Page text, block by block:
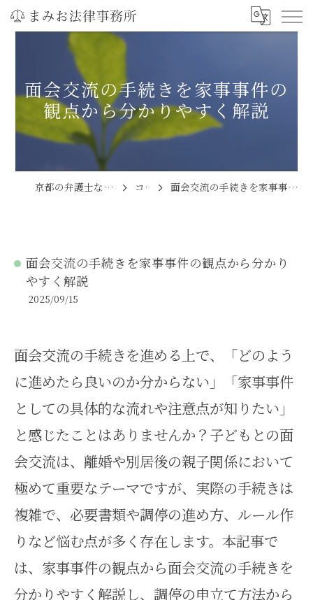
面会交流の手続きを家事事件の
観点から分かりやすく解説
京都の弁護士ならまみお法律事務所 コラム 面会交流の手続きを家事事件の観点から分かりやすく解説
面会交流の手続きを家事事件の観点から分かり
やすく解説
2025/09/15
面会交流の手続きを進める上で、「どのよう
に進めたら良いのか分からない」「家事事件
としての具体的な流れや注意点が知りたい」
と感じたことはありませんか？子どもとの面
会交流は、離婚や別居後の親子関係において
極めて重要なテーマですが、実際の手続きは
複雑で、必要書類や調停の進め方、ルール作
りなど悩む点が多く存在します。本記事で
は、家事事件の観点から面会交流の手続きを
分かりやすく解説し、調停の申立て方法から